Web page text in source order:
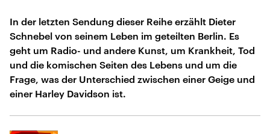
In der letzten Sendung dieser Reihe erzählt Dieter
Schnebel von seinem Leben im geteilten Berlin. Es
geht um Radio- und andere Kunst, um Krankheit, Tod
und die komischen Seiten des Lebens und um die
Frage, was der Unterschied zwischen einer Geige und
einer Harley Davidson ist.